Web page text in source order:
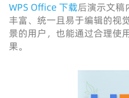
WPS Office 下载后演示文稿
丰富、统一且易于编辑的视
景的用户，也能通过合理使
果。